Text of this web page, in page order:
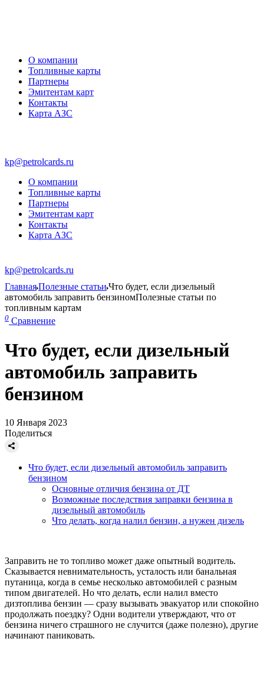
О компании
Топливные карты
Партнеры
Эмитентам карт
Контакты
Карта АЗС
kp@petrolcards.ru
О компании
Топливные карты
Партнеры
Эмитентам карт
Контакты
Карта АЗС
kp@petrolcards.ru
ГлавнаяПолезные статьи Что будет, если дизельный
автомобиль заправить бензиномПолезные статьи по
топливным картам
0 Сравнение
Что будет, если дизельный
автомобиль заправить
бензином
10 Января 2023
Поделиться
Что будет, если дизельный автомобиль заправить
бензином
Основные отличия бензина от ДТ
Возможные последствия заправки бензина в
дизельный автомобиль
Что делать, когда налил бензин, а нужен дизель
Заправить не то топливо может даже опытный водитель.
Сказывается невнимательность, усталость или банальная
путаница, когда в семье несколько автомобилей с разным
типом двигателей. Но что делать, если налил вместо
дизтоплива бензин — сразу вызывать эвакуатор или спокойно
продолжать поездку? Одни водители утверждают, что от
бензина ничего страшного не случится (даже полезно), другие
начинают паниковать.